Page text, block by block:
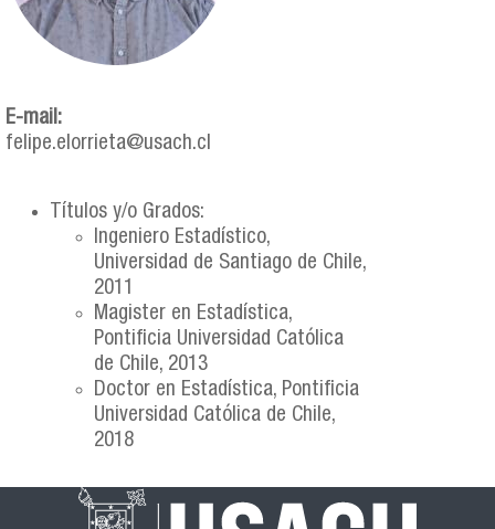
E-mail:
felipe.elorrieta@usach.cl
Títulos y/o Grados:
Ingeniero Estadístico,
Universidad de Santiago de Chile,
2011
Magister en Estadística,
Pontificia Universidad Católica
de Chile, 2013
Doctor en Estadística, Pontificia
Universidad Católica de Chile,
2018